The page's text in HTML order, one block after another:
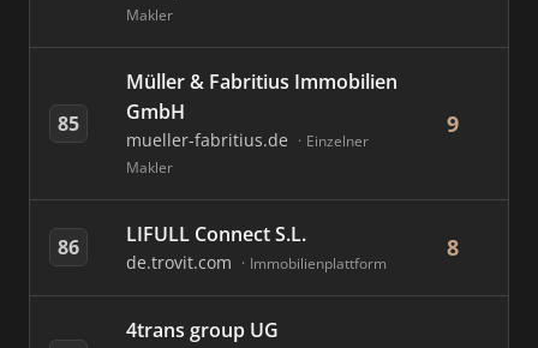
Makler
85
Müller & Fabritius Immobilien
GmbH
mueller-fabritius.de
Einzelner
Makler
9
86 LIFULL Connect S.L.
de.trovit.com Immobilienplattform
8
4trans group UG